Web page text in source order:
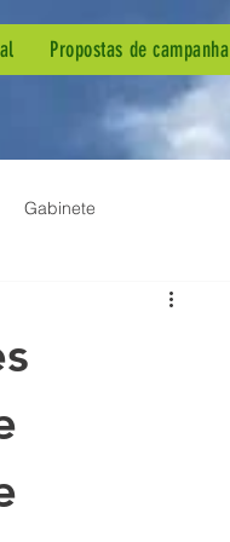
Propostas de campanha
Gabinete
Enfermagem